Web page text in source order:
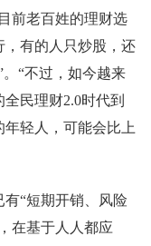
前老百姓的理财选
，有的人只炒股，还
“不过，如今越来
民理财2.0时代到
轻人，可能会比上
“短期开销、风险
在基于人人都应